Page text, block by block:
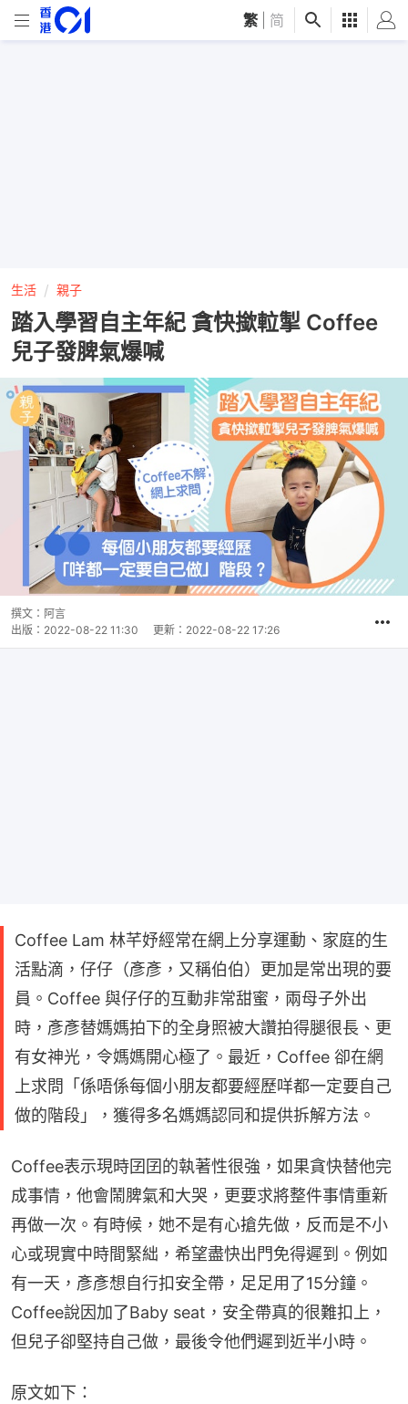
繁 简
生活 親子
踏入學習自主年紀 貪快撳𨋢掣 Coffee
兒子發脾氣爆喊
撰文： 阿言
出版： 2022-08-22 11:30 更新： 2022-08-22 17:26
Coffee Lam 林芊妤經常在網上分享運動、家庭的生
活點滴，仔仔（彥彥，又稱伯伯）更加是常出現的要
員。Coffee 與仔仔的互動非常甜蜜，兩母子外出
時，彥彥替媽媽拍下的全身照被大讚拍得腿很長、更
有女神光，令媽媽開心極了。最近，Coffee 卻在網
上求問「係唔係每個小朋友都要經歷咩都一定要自己
做的階段」，獲得多名媽媽認同和提供拆解方法。
Coffee表示現時囝囝的執著性很強，如果貪快替他完
成事情，他會鬧脾氣和大哭，更要求將整件事情重新
再做一次。有時候，她不是有心搶先做，反而是不小
心或現實中時間緊絀，希望盡快出門免得遲到。例如
有一天，彥彥想自行扣安全帶，足足用了15分鐘。
Coffee說因加了Baby seat，安全帶真的很難扣上，
但兒子卻堅持自己做，最後令他們遲到近半小時。
原文如下：